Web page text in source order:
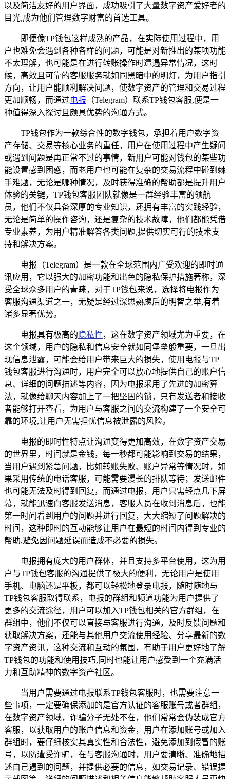
以及简洁友好的用户界面，成功吸引了大量数字资产爱好者的
目光,成为他们管理数字财富的首选工具。
即便像TP钱包这样成熟的产品，在实际使用过程中，用
户也难免会遇到各种各样的问题，可能是对新推出的某项功能
不太理解，也可能是在进行转账操作时遭遇异常情况，这时
候，高效且可靠的客服服务就如同黑暗中的明灯，为用户指引
方向，让用户能顺利解决问题，使数字资产的管理和交易过程
更加顺畅，而通过电报 （Telegram）联系TP钱包客服,便是一
种值得深入探讨且颇具优势的沟通方式。
TP钱包作为一款综合性的数字钱包，承担着用户数字资
产存储、交易等核心业务的重任，用户在使用过程中产生疑问
或遇到问题是再正常不过的事情，新用户可能对钱包的某些功
能设置感到困惑，而老用户也可能在复杂的交易流程中碰到棘
手难题，无论是哪种情况，及时获得准确的帮助都是提升用户
体验的关键，TP钱包客服团队就像是一群经验丰富的领航
员，他们不仅具备深厚的专业知识，还拥有丰富的实践经验，
无论是简单的操作咨询，还是复杂的技术故障，他们都能凭借
专业素养，为用户精准解答各类问题,提供切实可行的技术支
持和解决方案。
电报（Telegram）是一款在全球范围内广受欢迎的即时通
讯应用，它以强大的加密功能和出色的隐私保护措施著称，深
受全球众多用户的青睐，对于TP钱包来说，选择将电报作为
客服沟通渠道之一，无疑是经过深思熟虑后的明智之举,有着
诸多显著优势。
电报具有极高的 隐私性，这在数字资产领域尤为重要，在
这个领域，用户的隐私和信息安全就如同堡垒般重要，一旦出
现信息泄露，可能会给用户带来巨大的损失，使用电报与TP
钱包客服进行沟通时，用户完全可以放心地提供自己的账户信
息、详细的问题描述等内容，因为电报采用了先进的加密算
法，就像给聊天内容加上了一把坚固的锁，只有发送者和接收
者能够打开查看，为用户与客服之间的交流构建了一个安全可
靠的环境,让用户无需担忧信息被泄露的风险。
电报的即时性特点让沟通变得更加高效，在数字资产交易
的世界里，时间就是金钱，每一秒都可能影响到交易的结果，
当用户遇到紧急问题，比如转账失败、账户异常等情况时，如
果采用传统的电话客服，可能需要漫长的排队等待；发送邮件
也可能无法及时得到回复，而通过电报，用户只需轻点几下屏
幕，就能迅速向客服发送消息，客服人员在收到消息后，也能
第一时间看到用户的问题并进行回复，大大缩短了问题解决的
时间，这种即时的互动能够让用户在最短的时间内得到专业的
帮助,避免因问题延误而造成不必要的损失。
电报拥有庞大的用户群体，并且支持多平台使用，这为用
户与TP钱包客服的沟通提供了极大的便利，无论用户是使用
手机、电脑还是平板，都可以轻松地登录电报，随时随地与
TP钱包客服取得联系，电报的群组和频道功能为用户提供了
更多的交流途径，用户可以加入TP钱包相关的官方群组，在
群组中，他们不仅可以直接与客服进行沟通，及时反馈问题和
获取解决方案，还能与其他用户交流使用经验、分享最新的数
字资产资讯，这种交流和互动的氛围，有助于用户更好地了解
TP钱包的功能和使用技巧,同时也能让用户感受到一个充满活
力和互助精神的数字资产社区。
当用户需要通过电报联系TP钱包客服时，也需要注意一
些事项，一定要确保添加的是官方认证的客服账号或者群组，
在数字资产领域，诈骗分子无处不在，他们常常会伪装成官方
客服，以获取用户的账户信息和资金，用户在添加账号或加入
群组时，要仔细核实其真实性和合法性，避免添加到假冒的账
号，以防遭受诈骗，在与客服沟通时，用户要清晰、准确地描
述自己遇到的问题，并提供必要的信息，如交易记录、错误提